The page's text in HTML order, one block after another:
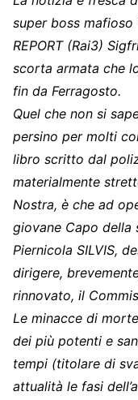
super boss mafioso
REPORT (Rai3)
scorta armata che
fin da Ferragosto.
Quel che non si
persino per molti
libro scritto dal
materialmente
Nostra, è che ad
giovane Capo della
Piernicola SILVIS,
dirigere,
rinnovato, il
Le minacce di
dei più potenti e
tempi (titolare di
attualità le fasi